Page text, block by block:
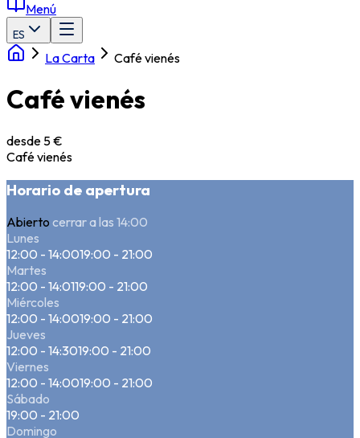
Menú
ES
La Carta Café vienés
Café vienés
desde 5 €
Café vienés
Horario de apertura
Abierto cerrar a las 14:00
Lunes
12:00 - 14:0019:00 - 21:00
Martes
12:00 - 14:0119:00 - 21:00
Miércoles
12:00 - 14:0019:00 - 21:00
Jueves
12:00 - 14:3019:00 - 21:00
Viernes
12:00 - 14:0019:00 - 21:00
Sábado
19:00 - 21:00
Domingo